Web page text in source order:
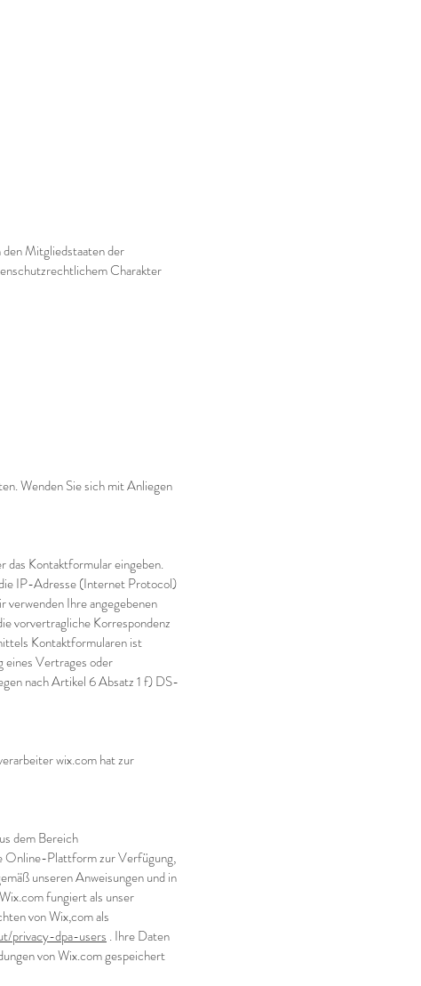
Mitgliedstaaten der
Charakter
Wenden Sie sich mit Anliegen
das Kontaktformular eingeben.
IP-Adresse (Internet Protocol)
Ihre angegebenen
vorvertragliche Korrespondenz
Kontaktformularen ist
Vertrages oder
nach Artikel 6 Absatz 1 f) DS-
wix.com hat zur
dem Bereich
Online-Plattform zur Verfügung,
unseren Anweisungen und in
fungiert als unser
von Wix,com als
privacy-dpa-users . Ihre Daten
von Wix.com gespeichert